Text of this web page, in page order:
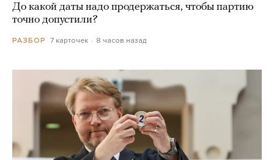
До какой даты надо продержаться, чтобы партию
точно допустили?
РАЗБОР 7 карточек 8 часов назад